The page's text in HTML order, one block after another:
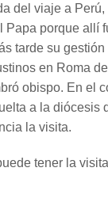
del viaje a Perú,
Papa porque allí
tarde su
en Roma
obispo. En el
a la diócesis
la visita.
tener la